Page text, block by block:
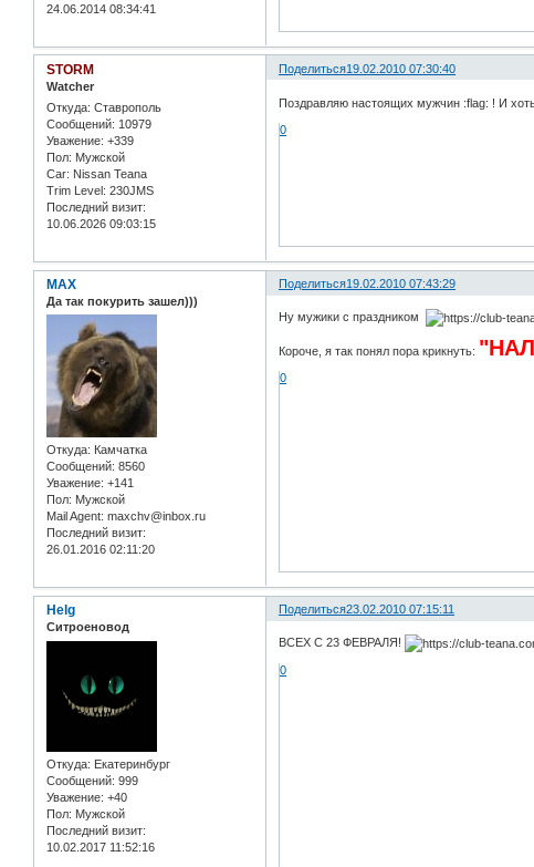
24.06.2014 08:34:41
Поделиться19.02.2010 07:30:40
STORM
Watcher
Откуда: Ставрополь
Сообщений: 10979
Уважение: +339
Пол: Мужской
Car: Nissan Teana
Trim Level: 230JMS
Последний визит:
10.06.2026 09:03:15
Поздравляю настоящих мужчин :flag: ! И
0
Поделиться19.02.2010 07:43:29
MAX
Да так покурить зашел)))
Откуда: Камчатка
Сообщений: 8560
Уважение: +141
Пол: Мужской
Mail Agent: maxchv@inbox.ru
Последний визит:
26.01.2016 02:11:20
Ну мужики с праздником
Короче, я так понял пора крикнуть:
0
Поделиться23.02.2010 07:15:11
Helg
Ситроеновод
Откуда: Екатеринбург
Сообщений: 999
Уважение: +40
Пол: Мужской
Последний визит:
10.02.2017 11:52:16
ВСЕХ С 23 ФЕВРАЛЯ!
0